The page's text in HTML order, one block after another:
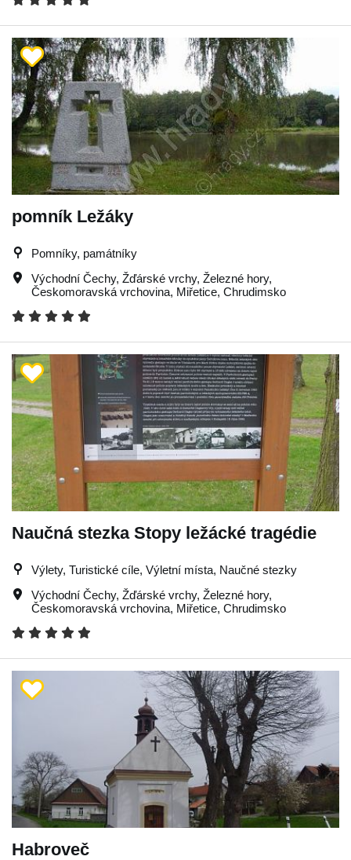
pomník Ležáky
Pomníky, památníky
Východní Čechy, Žďárské vrchy, Železné hory,
Českomoravská vrchovina, Miřetice, Chrudimsko
Naučná stezka Stopy ležácké tragédie
Výlety, Turistické cíle, Výletní místa, Naučné stezky
Východní Čechy, Žďárské vrchy, Železné hory,
Českomoravská vrchovina, Miřetice, Chrudimsko
Habroveč